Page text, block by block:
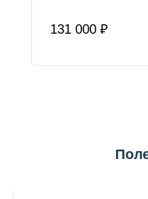
131 000 ₽